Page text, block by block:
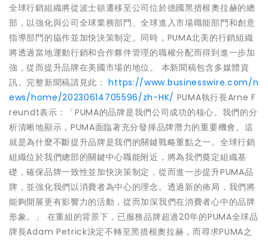
全球行銷組織將從波士頓遷移至公司位於德國黑措根奧拉赫的總
部，以強化與公司全球業務部門、全球進入市場職能部門和創意
指導部門的協作並加快決策制定。同時，PUMA北美的行銷組織
將透過當地運動行銷和合作夥伴管理的職權分配而得到進一步加
強，從而提升品牌在美國市場的地位。 本新聞稿包含多媒體資
訊。完整新聞稿請見此：https://www.businesswire.com/n
ews/home/20230614705596/zh-HK/ PUMA執行長Arne F
reundt表示：「PUMA的品牌是我們公司成功的核心。我們的分
析清晰地顯示，PUMA面臨著充分發揮品牌潛力的重要機會。這
就是為什麼不斷提升品牌是我們的關鍵戰略重點之一。全球行銷
組織位於我們總部的關鍵中心職能附近，將為我們奠定組織基
礎，確保品牌一致性並加快決策制定，從而進一步提升PUMA品
牌，並強化我們以消費者為中心的理念。透過新的佈局，我們將
能夠開展更有影響力的活動，從而加深我們在消費者心中的品牌
形象。」 在重組的背景下，已服務品牌超過20年的PUMA全球品
牌長Adam Petrick決定不轉至黑措根奧拉赫，而尋求PUMA之